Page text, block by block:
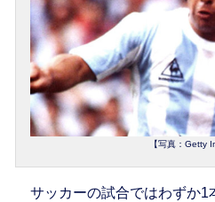
【写真：Getty
サッカーの試合ではわずか1